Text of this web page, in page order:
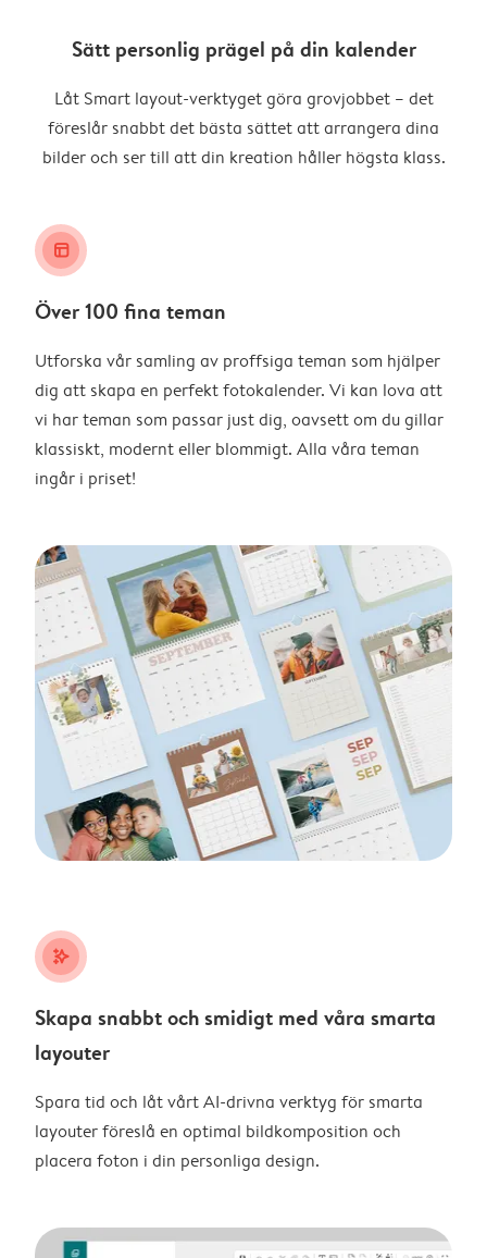
Sätt personlig prägel på din kalender
Låt Smart layout-verktyget göra grovjobbet – det
föreslår snabbt det bästa sättet att arrangera dina
bilder och ser till att din kreation håller högsta klass.
layout_alt
Över 100 fina teman
Utforska vår samling av proffsiga teman som hjälper
dig att skapa en perfekt fotokalender. Vi kan lova att
vi har teman som passar just dig, oavsett om du gillar
klassiskt, modernt eller blommigt. Alla våra teman
ingår i priset!
stars_plus
Skapa snabbt och smidigt med våra smarta
layouter
Spara tid och låt vårt AI-drivna verktyg för smarta
layouter föreslå en optimal bildkomposition och
placera foton i din personliga design.